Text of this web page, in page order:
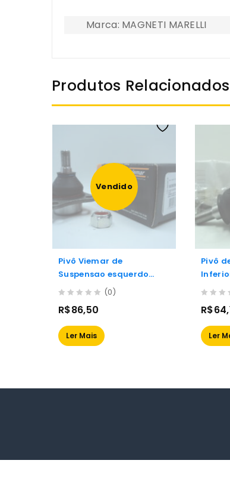
Marca: MAGNETI MARELLI
Produtos Relacionados
Vendido
Pivô Viemar de
Suspensao esquerdo
Direito Fiat Palio 99/00
out
5
(0)
R$86,50
Ler Mais
Pivô
Parati, Voyage e
out
5
R$
Ler